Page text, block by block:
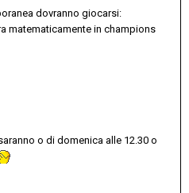
dovranno giocarsi:
matematicamente in champions
o di domenica alle 12.30 o